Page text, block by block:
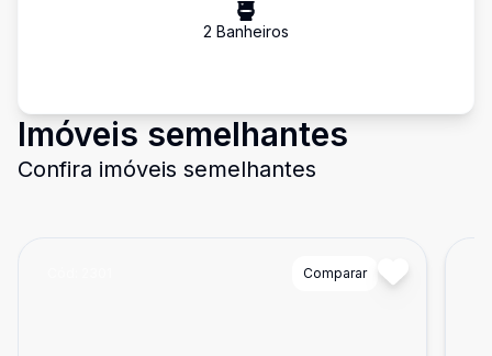
2 Banheiros
Imóveis semelhantes
Confira imóveis semelhantes
Comparar